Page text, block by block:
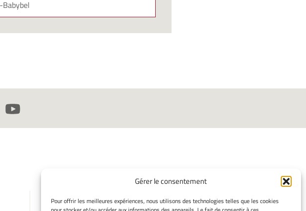
Gérer le consentement
Pour offrir les meilleures expériences, nous utilisons des technologies telles que les cookies
INFORMATIONS LÉGALES